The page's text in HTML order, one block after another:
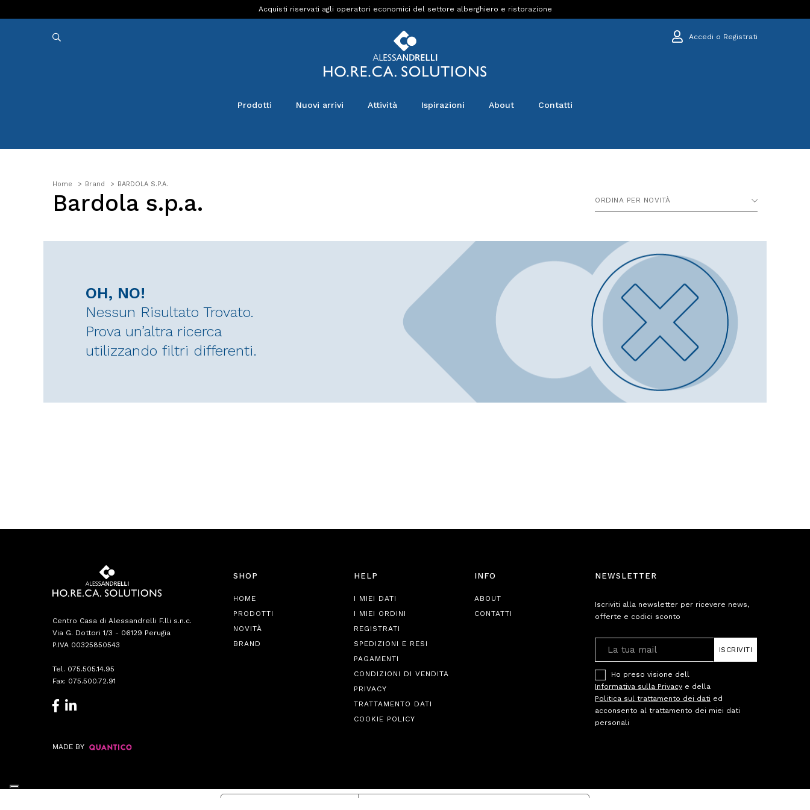
Acquisti riservati agli operatori economici del settore alberghiero e ristorazione
Accedi o Registrati
Prodotti Nuovi arrivi Attività Ispirazioni About Contatti
Home Brand BARDOLA S.P.A.
Bardola s.p.a. ORDINA PER NOVITÀ
OH, NO!
Nessun Risultato Trovato.
Prova un’altra ricerca
utilizzando filtri differenti.
Centro Casa di Alessandrelli F.lli s.n.c.
Via G. Dottori 1/3 - 06129 Perugia
P.IVA 00325850543
Tel. 075.505.14.95
Fax: 075.500.72.91
SHOP
HOME
PRODOTTI
NOVITÀ
BRAND
HELP
I MIEI DATI
I MIEI ORDINI
REGISTRATI
SPEDIZIONI E RESI
PAGAMENTI
CONDIZIONI DI VENDITA
PRIVACY
TRATTAMENTO DATI
COOKIE POLICY
INFO
ABOUT
CONTATTI
NEWSLETTER
Iscriviti alla newsletter per ricevere news,
offerte e codici sconto
ISCRIVITI
Ho preso visione dell
Informativa sulla Privacy e della
Politica sul trattamento dei dati ed
acconsento al trattamento dei miei dati
personali
MADE BY